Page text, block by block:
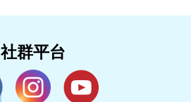
社群平台